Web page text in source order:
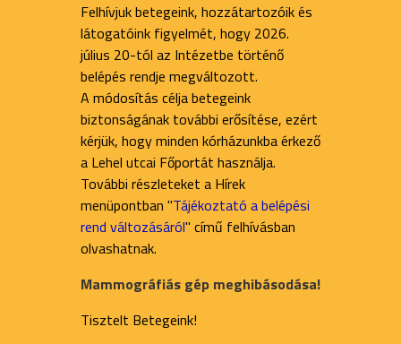
Felhívjuk betegeink, hozzátartozóik és
látogatóink figyelmét, hogy 2026.
július 20-tól az Intézetbe történő
belépés rendje megváltozott.
A módosítás célja betegeink
biztonságának további erősítése, ezért
kérjük, hogy minden kórházunkba érkező
a Lehel utcai Főportát használja.
További részleteket a Hírek
menüpontban "Tájékoztató a belépési
rend változásáról" című felhívásban
olvashatnak.
Mammográfiás gép meghibásodása!
Tisztelt Betegeink!